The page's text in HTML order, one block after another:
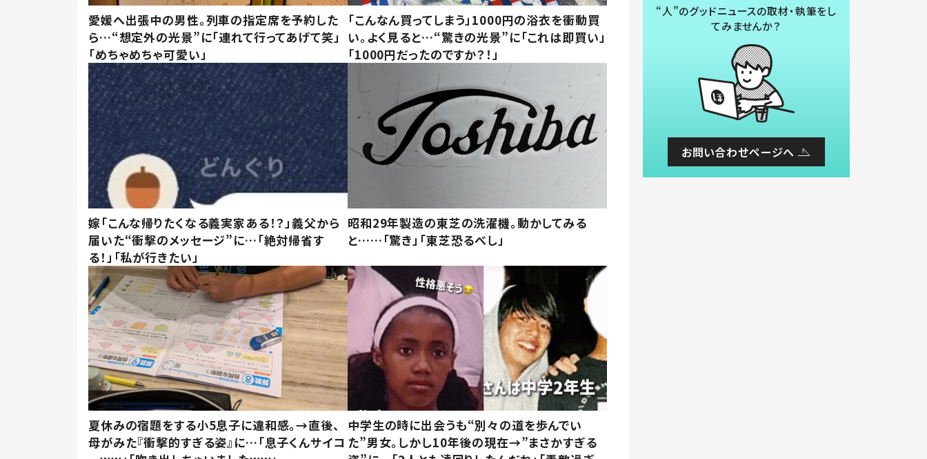
愛媛へ出張中の男性。列車の指定席を予約した
ら…“想定外の光景”に「連れて行ってあげて笑」
「めちゃめちゃ可愛い」
「こんなん買ってしまう」1000円の浴衣を衝動買
い。よく見ると…“驚きの光景”に「これは即買い」
「1000円だったのですか？！」
嫁「こんな帰りたくなる義実家ある！？」義父から
届いた“衝撃のメッセージ”に…「絶対帰省す
る！」「私が行きたい」
昭和29年製造の東芝の洗濯機。動かしてみる
と……「驚き」「東芝恐るべし」
夏休みの宿題をする小5息子に違和感。→直後、
母がみた『衝撃的すぎる姿』に…「息子くんサイコ
中学生の時に出会うも“別々の道を歩んでい
た”男女。しかし10年後の現在→”まさかすぎる
“人”のグッドニュースの取材・執筆をし
てみませんか？
お問い合わせページへ